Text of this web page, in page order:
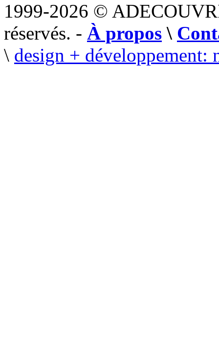
1999-2026 ©
réservés. - À propos \
\ design + développement: